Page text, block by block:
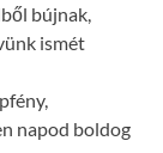
bújnak,
ismét
napod boldog